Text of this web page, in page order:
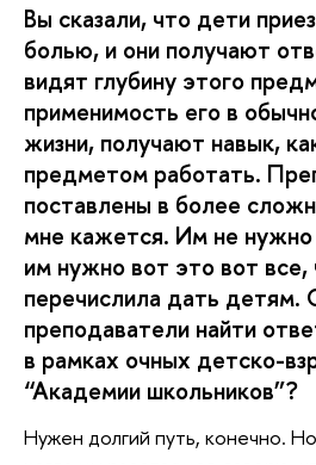
Вы сказали, что дети
болью, и они получают
видят глубину этого
применимость его в
жизни, получают навык,
предметом работать.
поставлены в более
мне кажется. Им не нужно
им нужно вот это вот все,
перечислила дать детям.
преподаватели найти
в рамках очных детско-
“Академии школьников”?
Нужен долгий путь, конечно.